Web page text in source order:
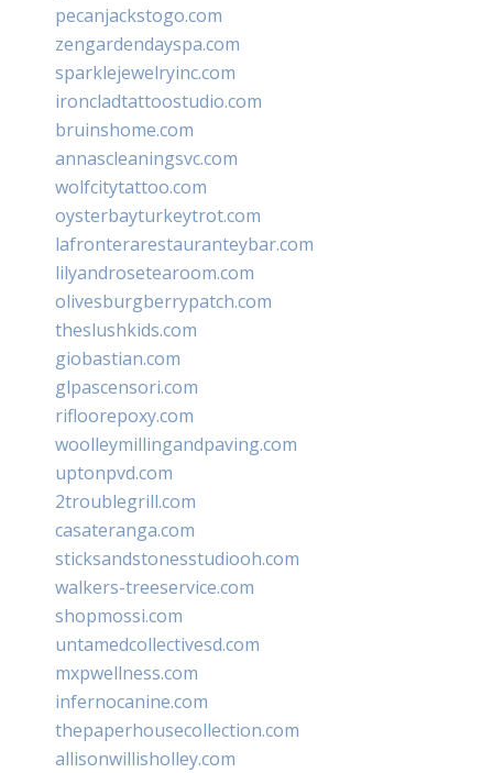
pecanjackstogo.com
zengardendayspa.com
sparklejewelryinc.com
ironcladtattoostudio.com
bruinshome.com
annascleaningsvc.com
wolfcitytattoo.com
oysterbayturkeytrot.com
lafronterarestauranteybar.com
lilyandrosetearoom.com
olivesburgberrypatch.com
theslushkids.com
giobastian.com
glpascensori.com
rifloorepoxy.com
woolleymillingandpaving.com
uptonpvd.com
2troublegrill.com
casateranga.com
sticksandstonesstudiooh.com
walkers-treeservice.com
shopmossi.com
untamedcollectivesd.com
mxpwellness.com
infernocanine.com
thepaperhousecollection.com
allisonwillisholley.com